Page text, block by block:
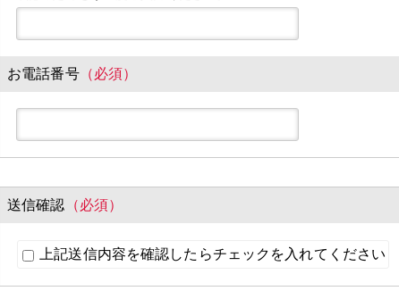
お電話番号（必須）
送信確認 （必須）
上記送信内容を確認したらチェックを入れてください